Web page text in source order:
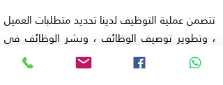
تتضمن عملية التوظيف لدينا تحديد متطلبات العميل
، وتطوير توصيف الوظائف ، ونشر الوظائف في
بوابات الوظائف المختلفة ، واختيار أفضل المواهب ،
وإجراء الفحص الهاتفي ، وإجراء المقابلات الأولية